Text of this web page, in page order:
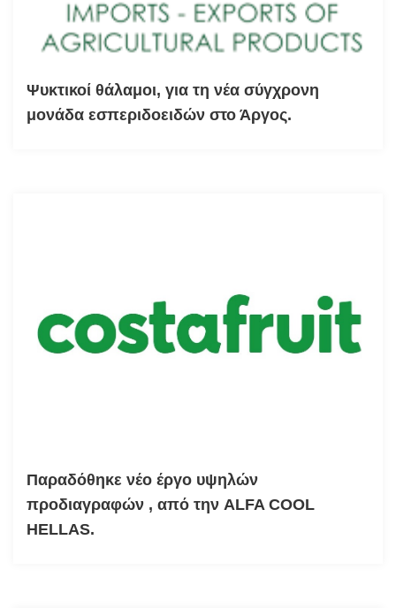
Ψυκτικοί θάλαμοι, για τη νέα σύγχρονη
μονάδα εσπεριδοειδών στο Άργος.
Παραδόθηκε νέο έργο υψηλών
προδιαγραφών , από την ALFA COOL
HELLAS.